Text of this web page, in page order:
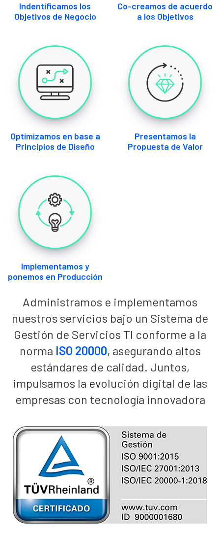
Indentificamos los
Objetivos de Negocio
Co-creamos de acuerdo
a los Objetivos
Optimizamos en base a
Principios de Diseño
Presentamos la
Propuesta de Valor
Implementamos y
ponemos en Producción
Administramos e implementamos
nuestros servicios bajo un Sistema de
Gestión de Servicios TI conforme a la
norma ISO 20000, asegurando altos
estándares de calidad. Juntos,
impulsamos la evolución digital de las
empresas con tecnología innovadora